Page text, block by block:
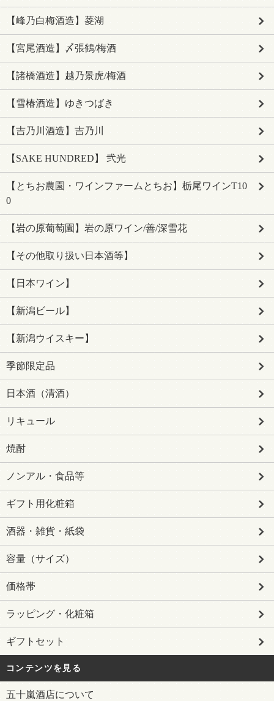
【峰乃白梅酒造】菱湖
【宮尾酒造】〆張鶴/梅酒
【諸橋酒造】越乃景虎/梅酒
【雪椿酒造】ゆきつばき
【吉乃川酒造】吉乃川
【SAKE HUNDRED】 弐光
【とちお農園・ワインファームとちお】栃尾ワインT10
0
【岩の原葡萄園】岩の原ワイン/善/深雪花
【その他取り扱い日本酒等】
【日本ワイン】
【新潟ビール】
【新潟ウイスキー】
季節限定品
日本酒（清酒）
リキュール
焼酎
ノンアル・食品等
ギフト用化粧箱
酒器・雑貨・紙袋
容量（サイズ）
価格帯
ラッピング・化粧箱
ギフトセット
コンテンツを見る
五十嵐酒店について